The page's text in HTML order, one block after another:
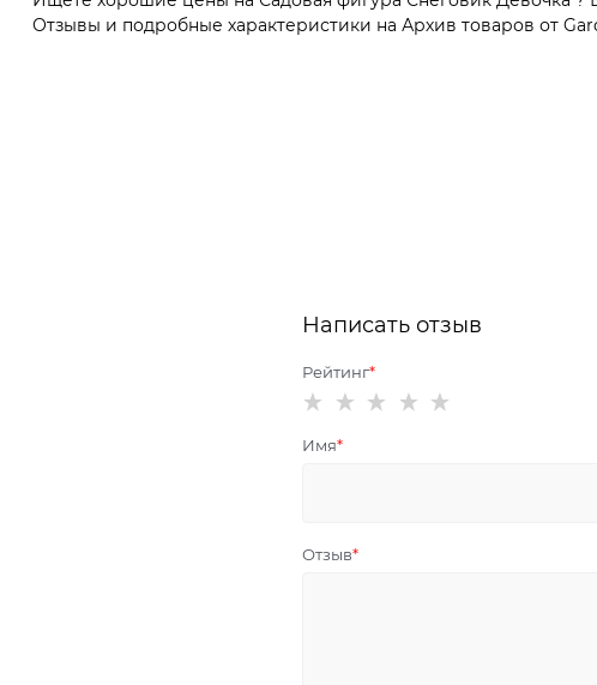
Отзывы и подробные характеристики на Архив товаров от
Написать отзыв
Рейтинг
Имя
Отзыв